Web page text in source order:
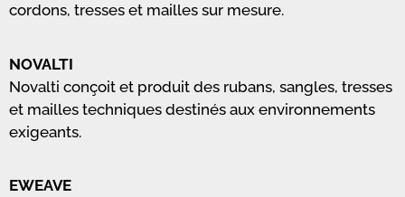
cordons, tresses et mailles sur mesure.
NOVALTI
Novalti conçoit et produit des rubans, sangles, tresses
et mailles techniques destinés aux environnements
exigeants.
EWEAVE